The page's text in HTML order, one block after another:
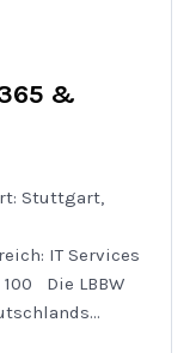
&
Stuttgart,
IT Services
Die LBBW